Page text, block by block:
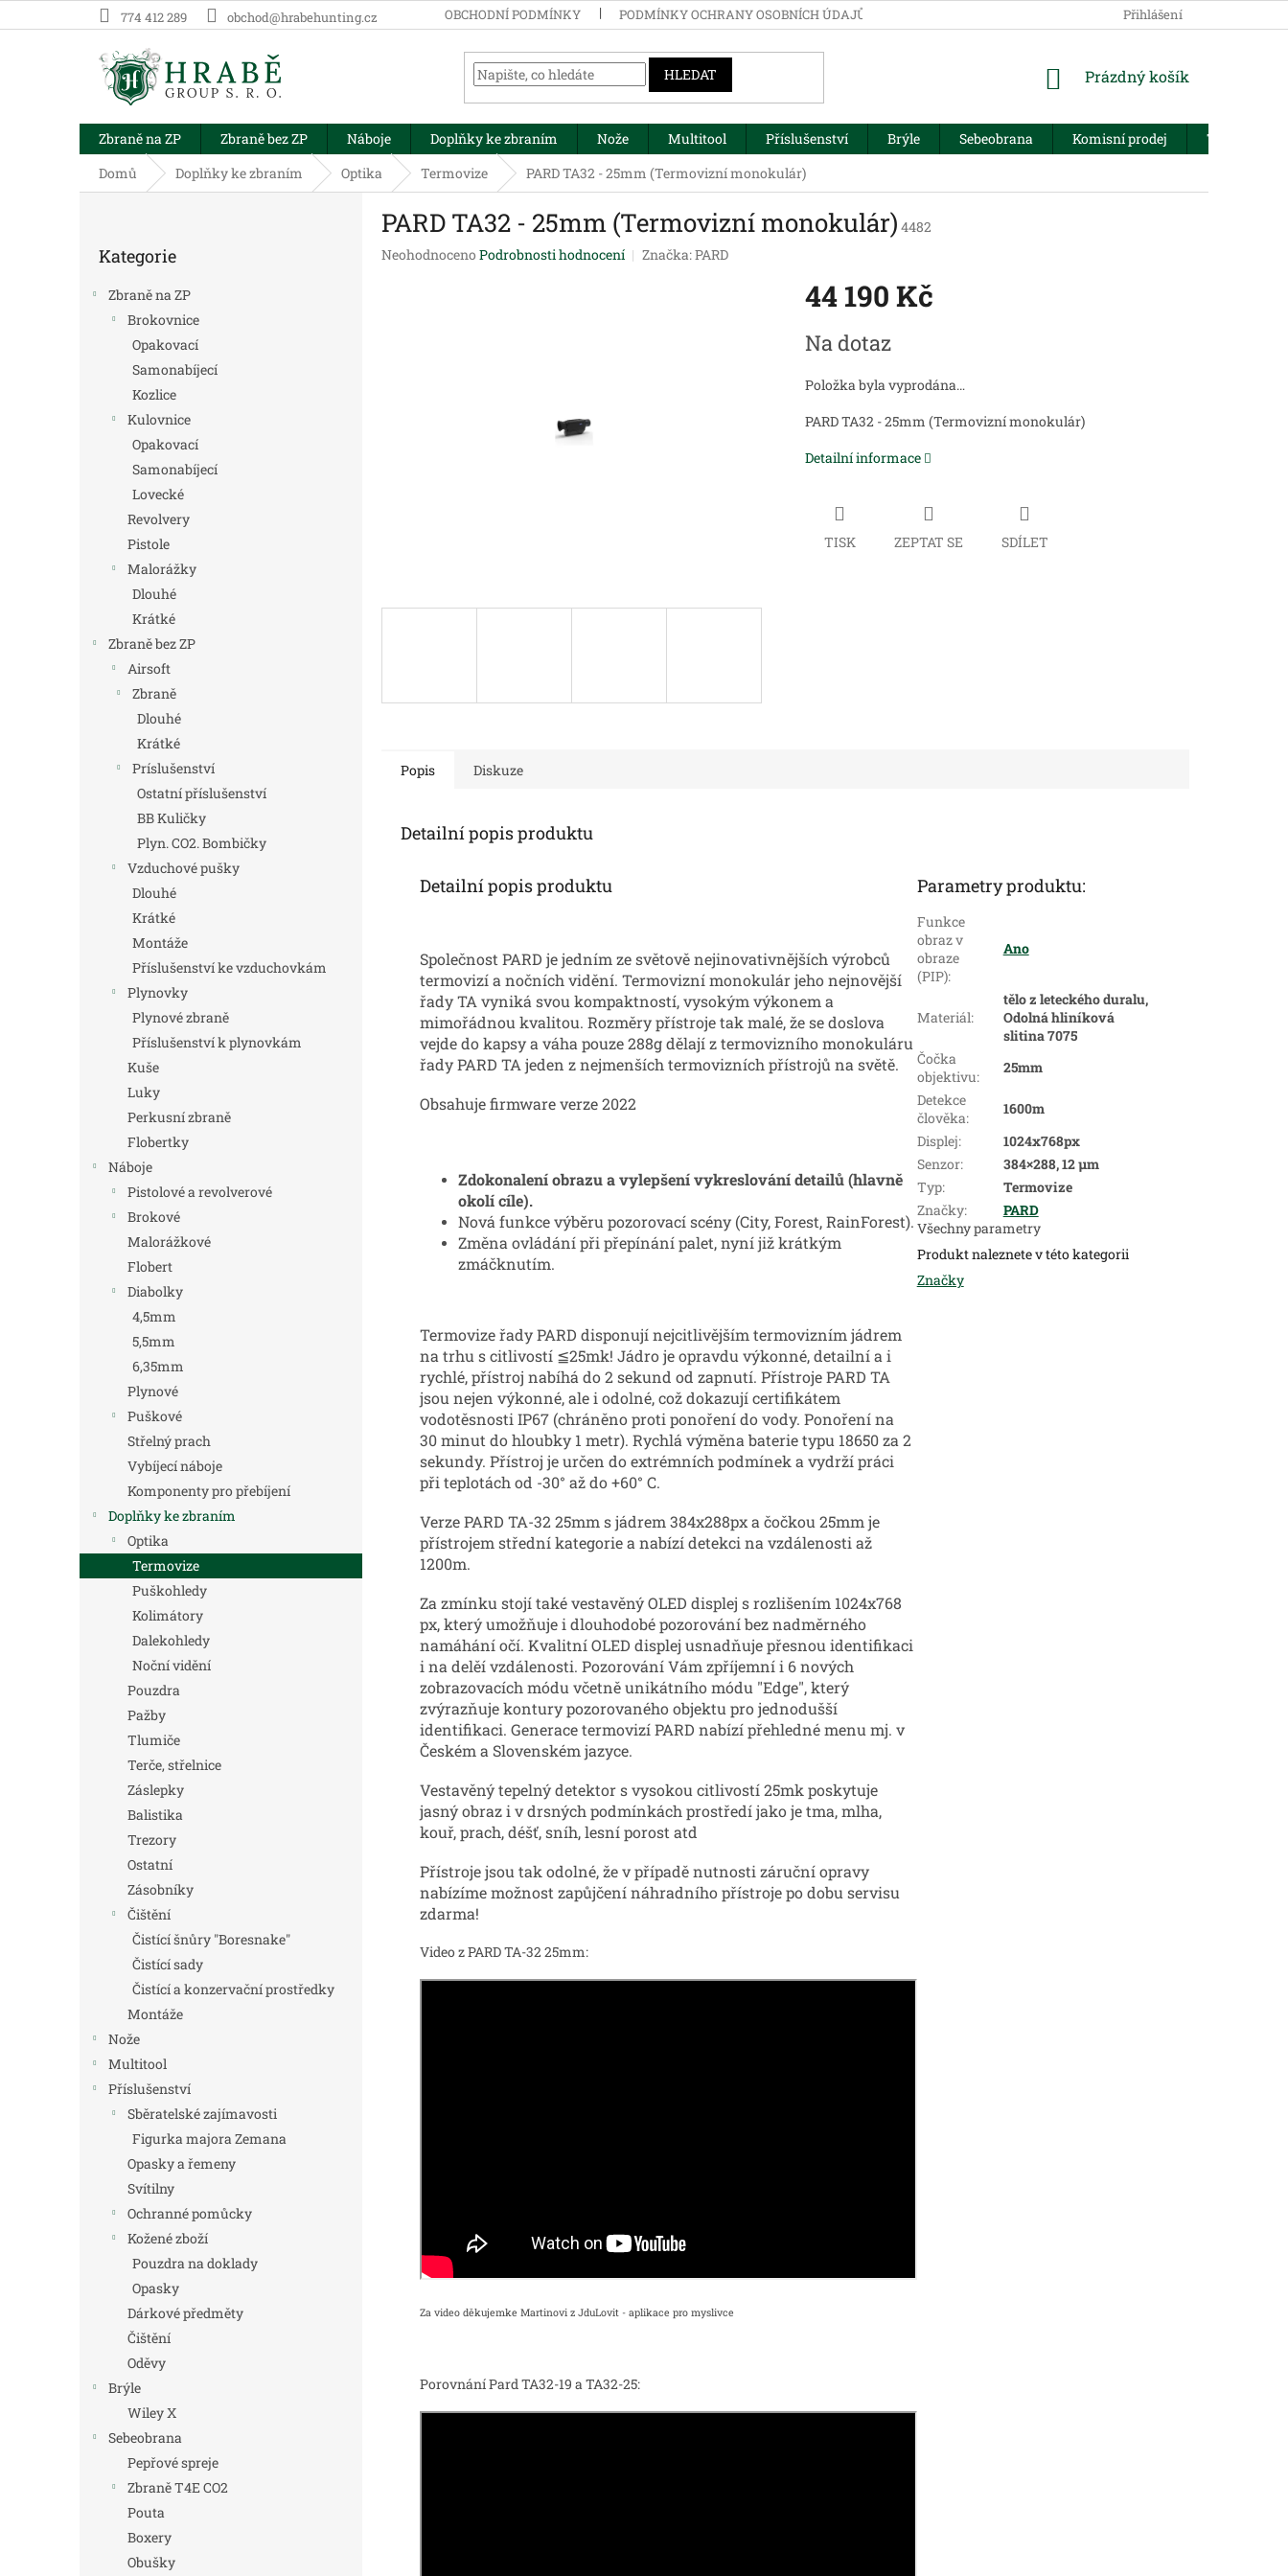
na
774 412 289 obchod@hrabehunting.cz OBCHODNÍ PODMÍNKY PODMÍNKY OCHRANY OSOBNÍCH ÚDAJŮ Přihlášení
HLEDAT
NÁKUPNÍ
Prázdný košík
Zbraně na ZP Zbraně bez ZP Náboje Doplňky ke zbraním Nože Multitool Příslušenství Brýle Sebeobrana Komisní prodej
Trezory
Domů
Doplňky ke zbraním Optika Termovize PARD TA32 - 25mm (Termovizní monokulár)
kategorie
Kategorie
Zbraně na ZP
Brokovnice
Opakovací
Samonabíjecí
Kozlice
Kulovnice
Opakovací
Samonabíjecí
Lovecké
Revolvery
Pistole
Malorážky
Dlouhé
Krátké
Zbraně bez ZP
Airsoft
Zbraně
Dlouhé
Krátké
Príslušenství
Ostatní příslušenství
BB Kuličky
Plyn. CO2. Bombičky
Vzduchové pušky
Dlouhé
Krátké
Montáže
Příslušenství ke vzduchovkám
Plynovky
Plynové zbraně
Příslušenství k plynovkám
Kuše
Luky
Perkusní zbraně
Flobertky
Náboje
Pistolové a revolverové
Brokové
Malorážkové
Flobert
Diabolky
4,5mm
5,5mm
6,35mm
Plynové
Puškové
Střelný prach
Vybíjecí náboje
Komponenty pro přebíjení
Doplňky ke zbraním
Optika
Termovize
Puškohledy
Kolimátory
Dalekohledy
Noční vidění
Pouzdra
Pažby
Tlumiče
Terče, střelnice
Záslepky
Balistika
Trezory
Ostatní
Zásobníky
Čištění
Čistící šnůry "Boresnake"
Čistící sady
Čistící a konzervační prostředky
Montáže
Nože
Multitool
Příslušenství
Sběratelské zajímavosti
Figurka majora Zemana
Opasky a řemeny
Svítilny
Ochranné pomůcky
Kožené zboží
Pouzdra na doklady
Opasky
Dárkové předměty
Čištění
Oděvy
Brýle
Wiley X
Sebeobrana
Pepřové spreje
Zbraně T4E CO2
Pouta
Boxery
Obušky
PARD TA32 - 25mm (Termovizní monokulár) 4482
Průměrné
Neohodnoceno Podrobnosti hodnocení Značka:PARD
44 190 Kč
cena:
Na dotaz
Položka byla vyprodána…
PARD TA32 - 25mm (Termovizní monokulár)
Detailní informace
TISK ZEPTAT SE SDÍLET
Popis Diskuze
Detailní popis produktu
Detailní popis produktu
Společnost PARD je jedním ze světově nejinovativnějších výrobců
termovizí a nočních vidění. Termovizní monokulár jeho nejnovější
řady TA vyniká svou kompaktností, vysokým výkonem a
mimořádnou kvalitou. Rozměry přístrojetak malé, že se doslova
vejde do kapsy a váha pouze 288g dělají z termovizního monokuláru
řady PARD TA jeden z nejmenších termovizních přístrojů na světě.
Obsahuje firmware verze 2022
Zdokonalení obrazu a vylepšení vykreslování detailů (hlavně
okolí cíle).
Nová funkce výběru pozorovací scény (City, Forest, RainForest).
Změna ovládání při přepínání palet, nyní již krátkým
zmáčknutím.
Termovize řady PARD disponují nejcitlivějším termovizním jádrem
na trhu s citlivostí ≦25mk! Jádro je opravdu výkonné, detailní a i
rychlé, přístroj nabíhá do 2 sekund od zapnutí. Přístroje PARD TA
jsou nejen výkonné, ale i odolné, což dokazují certifikátem
vodotěsnosti IP67 (chráněno proti ponoření do vody. Ponoření na
30 minut do hloubky 1 metr). Rychlá výměna baterie typu 18650 za 2
sekundy. Přístroj je určen do extrémních podmínek a vydrží práci
při teplotách od -30° až do +60° C.
Verze PARD TA-32 25mm s jádrem 384x288px a čočkou 25mm je
přístrojem střední kategorie a nabízí detekci na vzdálenosti až
1200m.
Za zmínku stojí také vestavěný OLED displej s rozlišením 1024x768
px, který umožňuje i dlouhodobé pozorování bez nadměrného
namáhání očí. Kvalitní OLED displej usnadňuje přesnou identifikaci
i na delěí vzdálenosti. Pozorování Vám zpříjemní i 6 nových
zobrazovacích módu včetně unikátního módu "Edge", který
zvýrazňuje kontury pozorovaného objektu pro jednodušší
identifikaci. Generace termovizí PARD nabízí přehledné menu mj. v
Českém a Slovenském jazyce.
Vestavěný tepelný detektor s vysokou citlivostí 25mk poskytuje
jasný obraz i v drsných podmínkách prostředí jako je tma, mlha,
kouř, prach, déšť, sníh, lesní porost atd
Přístroje jsou tak odolné, že v případě nutnosti záruční opravy
nabízíme možnost zapůjčení náhradního přístroje po dobu servisu
zdarma!
Video z PARD TA-32 25mm:
Za video děkujemke Martinovi z JduLovit - aplikace pro myslivce
Porovnání Pard TA32-19 a TA32-25:
Parametry produktu:
Funkce
obraz v
obraze
(PIP):
Ano
Materiál:
tělo z leteckého duralu,
Odolná hliníková
slitina 7075
Čočka
objektivu:
25mm
Detekce
člověka:
1600m
Displej:
1024x768px
Senzor:
384×288, 12 μm
Typ:
Termovize
Značky:
PARD
Všechny parametry
Produkt naleznete v této kategorii
Značky